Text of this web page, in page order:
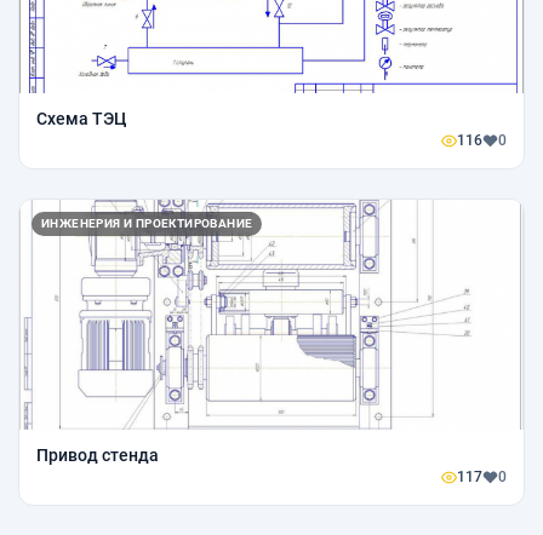
Схема ТЭЦ
116 0
ИНЖЕНЕРИЯ И ПРОЕКТИРОВАНИЕ
Привод стенда
117 0